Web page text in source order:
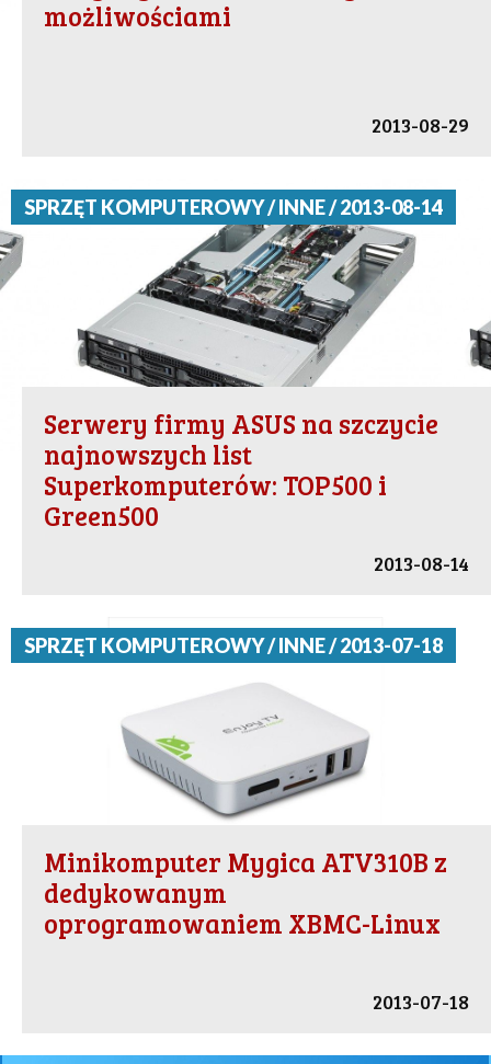
możliwościami
2013-08-29
SPRZĘT KOMPUTEROWY / INNE / 2013-08-14
Serwery firmy ASUS na szczycie
najnowszych list
Superkomputerów: TOP500 i
Green500
2013-08-14
SPRZĘT KOMPUTEROWY / INNE / 2013-07-18
Minikomputer Mygica ATV310B z
dedykowanym
oprogramowaniem XBMC-Linux
2013-07-18